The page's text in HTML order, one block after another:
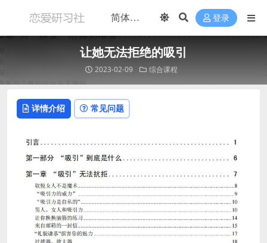
登录
让她无法拒绝的吸引
2023-02-09 综合课程
详情介绍 常见问题